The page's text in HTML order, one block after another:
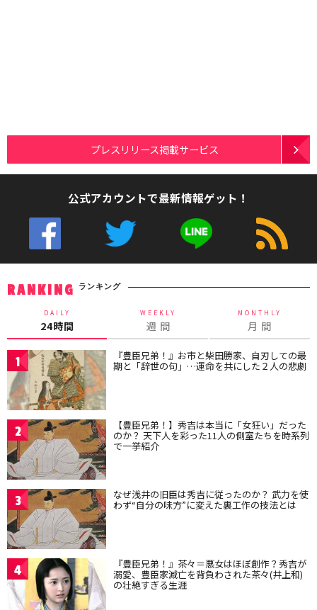
プレスリリース掲載サービス
公式アカウントで最新情報ゲット！
RANKING ランキング
DAILY
24時間
WEEKLY
週 間
MONTHLY
月 間
1 『豊臣兄弟！』お市と柴田勝家、自刃しての最
期と「辞世の句」…運命を共にした２人の悲劇
2 【豊臣兄弟！】秀吉は本当に「女狂い」だった
のか？ 天下人を彩った11人の側室たちを時系列
で一挙紹介
3 なぜ浅井の旧臣は秀吉に従ったのか？ 武力を使
わず“自分の味方”に変えた裏工作の技法とは
4 『豊臣兄弟！』茶々＝悪女はほぼ創作？秀吉が
溺愛、豊臣家滅亡を背負わされた茶々(井上和)
の壮絶すぎる生涯